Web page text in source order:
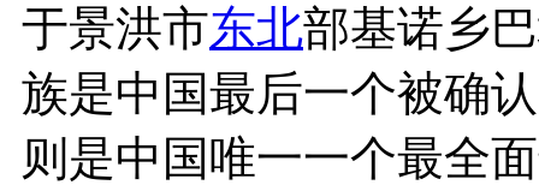
于景洪市东北部基诺乡
族是中国最后一个被确
则是中国唯一一个最全